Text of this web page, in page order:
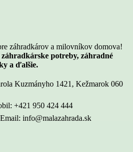
záhradkárov a milovníkov domova!
záhradkárske potreby, záhradné
a ďalšie.
Kuzmányho 1421, Kežmarok 060
+421 950 424 444
Email: info@malazahrada.sk